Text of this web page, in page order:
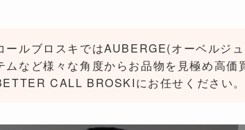
ールブロスキではAUBERGE(オーベルジ
ムなど様々な角度からお品物を見極め高
CALL BROSKIにお任せください。